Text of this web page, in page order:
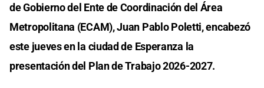
de Gobierno del Ente de Coordinación del Área
Metropolitana (ECAM), Juan Pablo Poletti, encabezó
este jueves en la ciudad de Esperanza la
presentación del Plan de Trabajo 2026-2027.